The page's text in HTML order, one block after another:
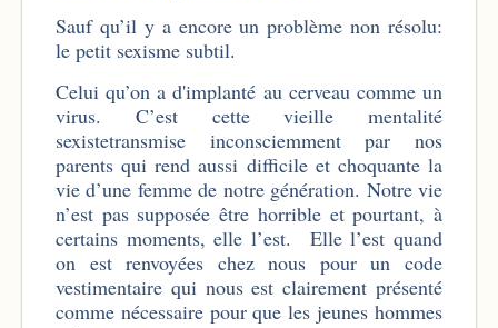
Sauf qu’il y a encore un problème non résolu:
le petit sexisme subtil.
Celui qu’on a d'implanté au cerveau comme un
virus. C’est cette vieille mentalité
sexistetransmise inconsciemment par nos
parents qui rend aussi difficile et choquante la
vie d’une femme de notre génération. Notre vie
n’est pas supposée être horrible et pourtant, à
certains moments, elle l’est. Elle l’est quand
on est renvoyées chez nous pour un code
vestimentaire qui nous est clairement présenté
comme nécessaire pour que les jeunes hommes